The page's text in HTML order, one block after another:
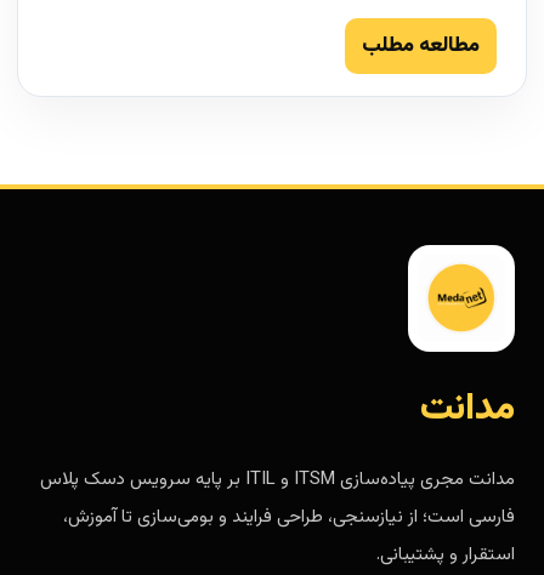
مطالعه مطلب
مدانت
مدانت مجری پیاده‌سازی ITSM و ITIL بر پایه سرویس دسک پلاس
فارسی است؛ از نیازسنجی، طراحی فرایند و بومی‌سازی تا آموزش،
استقرار و پشتیبانی.